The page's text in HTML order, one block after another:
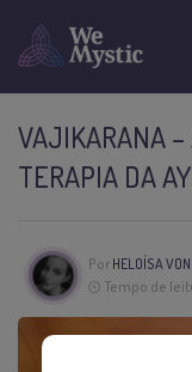
VAJIKARANA
TERAPIA DA
Por HELOÍSA
Tempo de